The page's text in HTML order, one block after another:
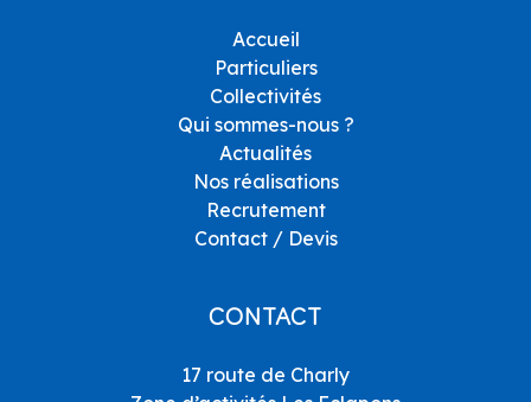
Accueil
Particuliers
Collectivités
Qui sommes-nous ?
Actualités
Nos réalisations
Recrutement
Contact / Devis
CONTACT
17 route de Charly